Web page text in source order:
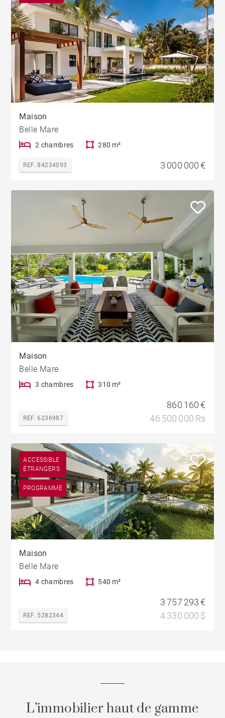
Maison
Belle Mare
2 chambres 280 m²
REF. 84234093 3 000 000 €
Maison
Belle Mare
3 chambres 310 m²
REF. 6236987
860 160 €
46 500 000 Rs
ACCESSIBLE
ÉTRANGERS
PROGRAMME
Maison
Belle Mare
4 chambres 540 m²
REF. 5282344
3 757 293 €
4 330 000 $
L’immobilier haut de gamme